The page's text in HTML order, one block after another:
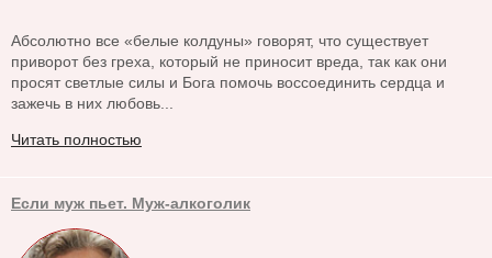
Абсолютно все «белые колдуны» говорят, что существует
приворот без греха, который не приносит вреда, так как они
просят светлые силы и Бога помочь воссоединить сердца и
зажечь в них любовь...
Читать полностью
Если муж пьет. Муж-алкоголик